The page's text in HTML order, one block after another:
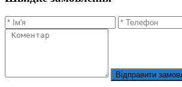
Відправити